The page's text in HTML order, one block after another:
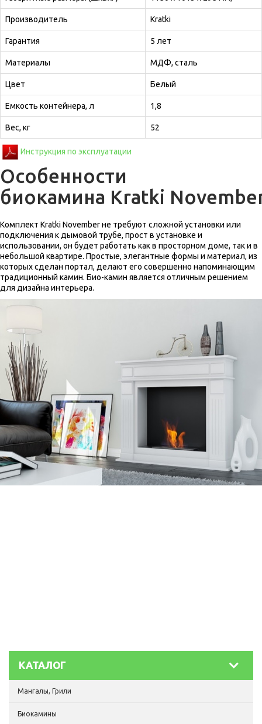
Производитель Kratki
Гарантия 5 лет
Материалы МДФ, сталь
Цвет Белый
Емкость контейнера, л 1,8
Вес, кг 52
Инструкция по эксплуатации
Особенности
биокамина Kratki
Комплект Kratki November не требуют сложной установки или
подключения к дымовой трубе, прост в установке и
использовании, он будет работать как в просторном доме, так и в
небольшой квартире. Простые, элегантные формы и материал, из
которых сделан портал, делают его совершенно напоминающим
традиционный камин. Био-камин является отличным решением
для дизайна интерьера.
КАТАЛОГ
Мангалы, Грили
Биокамины